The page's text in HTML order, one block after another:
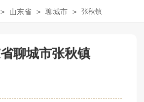
> 山东省 > 聊城市 > 张秋镇
聊城市张秋镇